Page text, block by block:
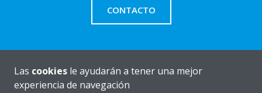
CONTACTO
Quiénes somos
Las cookies le ayudarán a tener una mejor
experiencia de navegación